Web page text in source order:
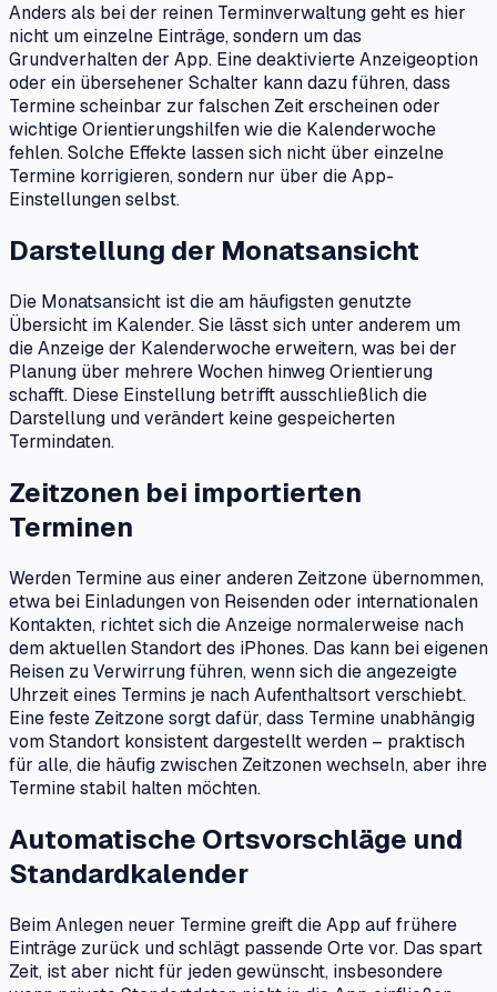
Anders als bei der reinen Terminverwaltung geht es hier
nicht um einzelne Einträge, sondern um das
Grundverhalten der App. Eine deaktivierte Anzeigeoption
oder ein übersehener Schalter kann dazu führen, dass
Termine scheinbar zur falschen Zeit erscheinen oder
wichtige Orientierungshilfen wie die Kalenderwoche
fehlen. Solche Effekte lassen sich nicht über einzelne
Termine korrigieren, sondern nur über die App-
Einstellungen selbst.
Darstellung der Monatsansicht
Die Monatsansicht ist die am häufigsten genutzte
Übersicht im Kalender. Sie lässt sich unter anderem um
die Anzeige der Kalenderwoche erweitern, was bei der
Planung über mehrere Wochen hinweg Orientierung
schafft. Diese Einstellung betrifft ausschließlich die
Darstellung und verändert keine gespeicherten
Termindaten.
Zeitzonen bei importierten
Terminen
Werden Termine aus einer anderen Zeitzone übernommen,
etwa bei Einladungen von Reisenden oder internationalen
Kontakten, richtet sich die Anzeige normalerweise nach
dem aktuellen Standort des iPhones. Das kann bei eigenen
Reisen zu Verwirrung führen, wenn sich die angezeigte
Uhrzeit eines Termins je nach Aufenthaltsort verschiebt.
Eine feste Zeitzone sorgt dafür, dass Termine unabhängig
vom Standort konsistent dargestellt werden – praktisch
für alle, die häufig zwischen Zeitzonen wechseln, aber ihre
Termine stabil halten möchten.
Automatische Ortsvorschläge und
Standardkalender
Beim Anlegen neuer Termine greift die App auf frühere
Einträge zurück und schlägt passende Orte vor. Das spart
Zeit, ist aber nicht für jeden gewünscht, insbesondere